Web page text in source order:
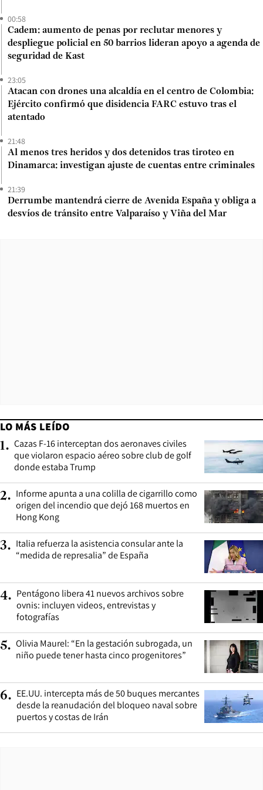
00:58
Cadem: aumento de penas por reclutar menores y
despliegue policial en 50 barrios lideran apoyo a agenda de
seguridad de Kast
23:05
Atacan con drones una alcaldía en el centro de Colombia:
Ejército confirmó que disidencia FARC estuvo tras el
atentado
21:48
Al menos tres heridos y dos detenidos tras tiroteo en
Dinamarca: investigan ajuste de cuentas entre criminales
21:39
Derrumbe mantendrá cierre de Avenida España y obliga a
desvíos de tránsito entre Valparaíso y Viña del Mar
LO MÁS LEÍDO
1. Cazas F-16 interceptan dos aeronaves civiles
que violaron espacio aéreo sobre club de golf
donde estaba Trump
2. Informe apunta a una colilla de cigarrillo como
origen del incendio que dejó 168 muertos en
Hong Kong
3. Italia refuerza la asistencia consular ante la
“medida de represalia” de España
4. Pentágono libera 41 nuevos archivos sobre
ovnis: incluyen videos, entrevistas y
fotografías
5. Olivia Maurel: “En la gestación subrogada, un
niño puede tener hasta cinco progenitores”
6. EE.UU. intercepta más de 50 buques mercantes
desde la reanudación del bloqueo naval sobre
puertos y costas de Irán